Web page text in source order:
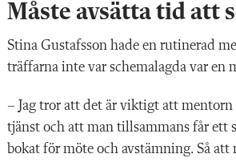
Måste avsätta tid att
Stina Gustafsson hade en rutinerad
träffarna inte var schemalagda var en
– Jag tror att det är viktigt att
tjänst och att man tillsammans får ett
bokat för möte och avstämning. Så